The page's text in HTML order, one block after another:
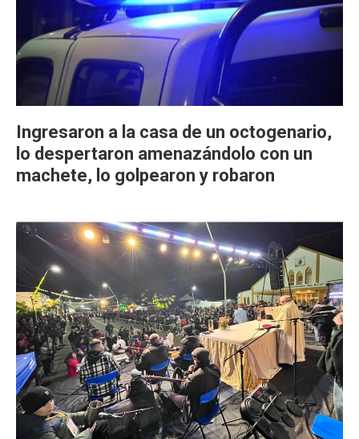
Ingresaron a la casa de un octogenario,
lo despertaron amenazándolo con un
machete, lo golpearon y robaron